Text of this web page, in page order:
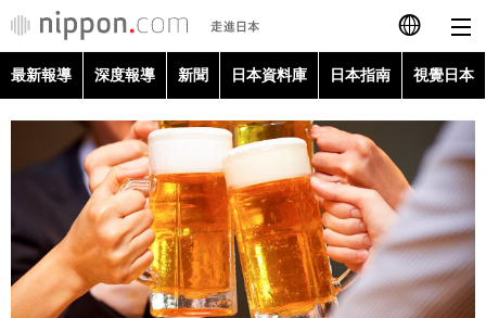
日本語
English
简体字
Français
Español
最新報導
深度報導
最新報導 深度報導 新聞 日本資料庫 日本指南 視覺日本